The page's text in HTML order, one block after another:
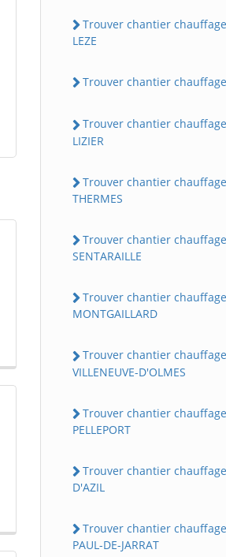
Trouver chantier chauffage
LEZE
Trouver chantier chauffage
Trouver chantier
LIZIER
Trouver chantier chauffage
THERMES
Trouver chantier chauffage
SENTARAILLE
Trouver chantier chauffage
MONTGAILLARD
Trouver chantier chauffage
VILLENEUVE-D'OLMES
Trouver chantier chauffage
PELLEPORT
Trouver chantier chauffage
D'AZIL
Trouver chantier
PAUL-DE-JARRAT